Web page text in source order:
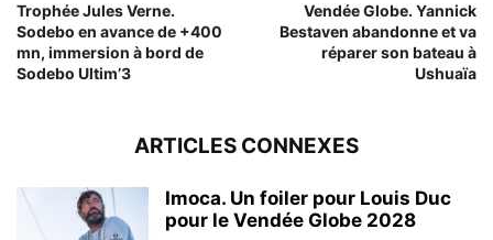
Trophée Jules Verne.
Sodebo en avance de +400
mn, immersion à bord de
Sodebo Ultim’3
Vendée Globe. Yannick
Bestaven abandonne et va
réparer son bateau à
Ushuaïa
ARTICLES CONNEXES
Imoca. Un foiler pour Louis Duc
pour le Vendée Globe 2028